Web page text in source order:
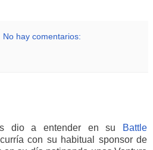
No hay comentarios:
dio a entender en su Battle
con su habitual sponsor de